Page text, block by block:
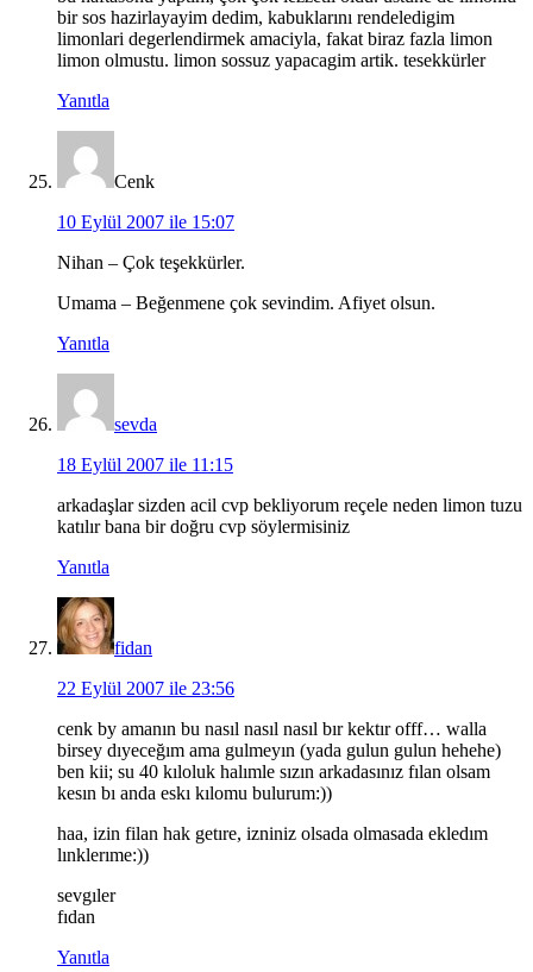
bir sos hazirlayayim dedim, kabuklarını rendeledigim
limonlari degerlendirmek amaciyla, fakat biraz fazla limon
limon olmustu. limon sossuz yapacagim artik. tesekkürler
Yanıtla
Cenk
10 Eylül 2007 ile 15:07
Nihan – Çok teşekkürler.
Umama – Beğenmene çok sevindim. Afiyet olsun.
Yanıtla
sevda
18 Eylül 2007 ile 11:15
arkadaşlar sizden acil cvp bekliyorum reçele neden limon tuzu
katılır bana bir doğru cvp söylermisiniz
Yanıtla
fidan
22 Eylül 2007 ile 23:56
cenk by amanın bu nasıl nasıl nasıl bır kektır offf… walla
birsey dıyeceğım ama gulmeyın (yada gulun gulun hehehe)
ben kii; su 40 kıloluk halımle sızın arkadasınız fılan olsam
kesın bı anda eskı kılomu bulurum:))
haa, izin filan hak getıre, izniniz olsada olmasada ekledım
lınklerıme:))
sevgıler
fıdan
Yanıtla